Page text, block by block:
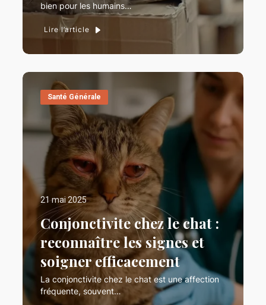
bien pour les humains…
Lire l’article
Santé Générale
21 mai 2025
Conjonctivite chez le chat :
reconnaître les signes et
soigner efficacement
La conjonctivite chez le chat est une affection
fréquente, souvent…